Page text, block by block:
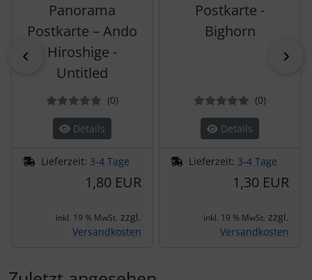
zurück
Panorama
Postkarte – Ando
Hiroshige -
Untitled
(0Bewertungen
)
Details
Lieferzeit: 3-4 Tage
1,80 EUR
inkl. 19 % MwSt. zzgl.
Versandkosten
Postkarte -
Bighorn
(0)
Details
Lieferzeit: 3-4 Tage
1,30 EUR
inkl. 19 % MwSt. zzgl.
Versandkosten